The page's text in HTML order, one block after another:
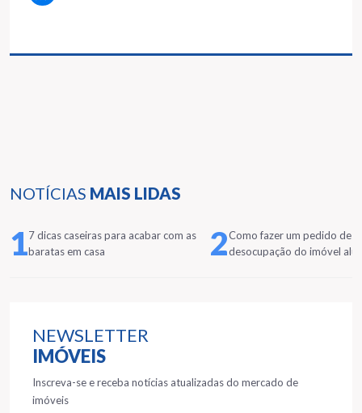
NOTÍCIAS MAIS LIDAS
17 dicas caseiras para acabar com as
baratas em casa
2Como fazer um pedido de
desocupação do imóvel
NEWSLETTER
IMÓVEIS
Inscreva-se e receba notícias atualizadas do mercado de
imóveis